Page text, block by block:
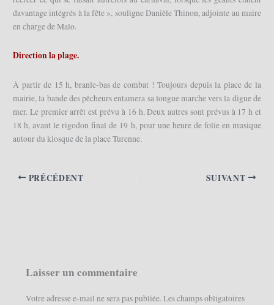
davantage intégrés à la fête », souligne Danièle Thinon, adjointe au maire
en charge de Malo.
Direction la plage.
À partir de 15 h, branle-bas de combat ! Toujours depuis la place de la
mairie, la bande des pêcheurs entamera sa longue marche vers la digue de
mer. Le premier arrêt est prévu à 16 h. Deux autres sont prévus à 17 h et
18 h, avant le rigodon final de 19 h, pour une heure de folie en musique
autour du kiosque de la place Turenne.
PRÉCÉDENT SUIVANT
Laisser un commentaire
Votre adresse e-mail ne sera pas publiée.Les champs obligatoires